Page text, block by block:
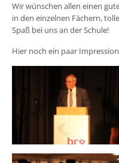
Wir wünschen allen einen
in den einzelnen Fächern,
Spaß bei uns an der Schule!
Hier noch ein paar